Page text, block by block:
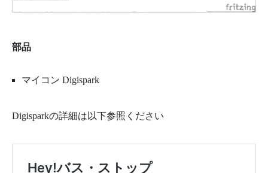
部品
マイコン Digispark
Digisparkの詳細は以下参照ください